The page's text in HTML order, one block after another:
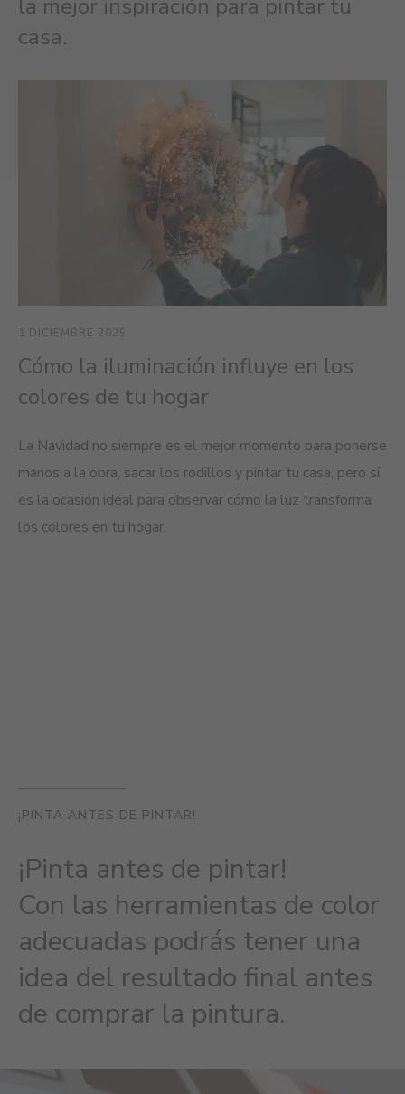
la mejor inspiración para pintar tu
casa.
1 DICIEMBRE 2025
Cómo la iluminación influye en los
colores de tu hogar
La Navidad no siempre es el mejor momento para ponerse
manos a la obra, sacar los rodillos y pintar tu casa, pero sí
es la ocasión ideal para observar cómo la luz transforma
los colores en tu hogar.
¡PINTA ANTES DE PINTAR!
¡Pinta antes de pintar!
Con las herramientas de color
adecuadas podrás tener una
idea del resultado final antes
de comprar la pintura.